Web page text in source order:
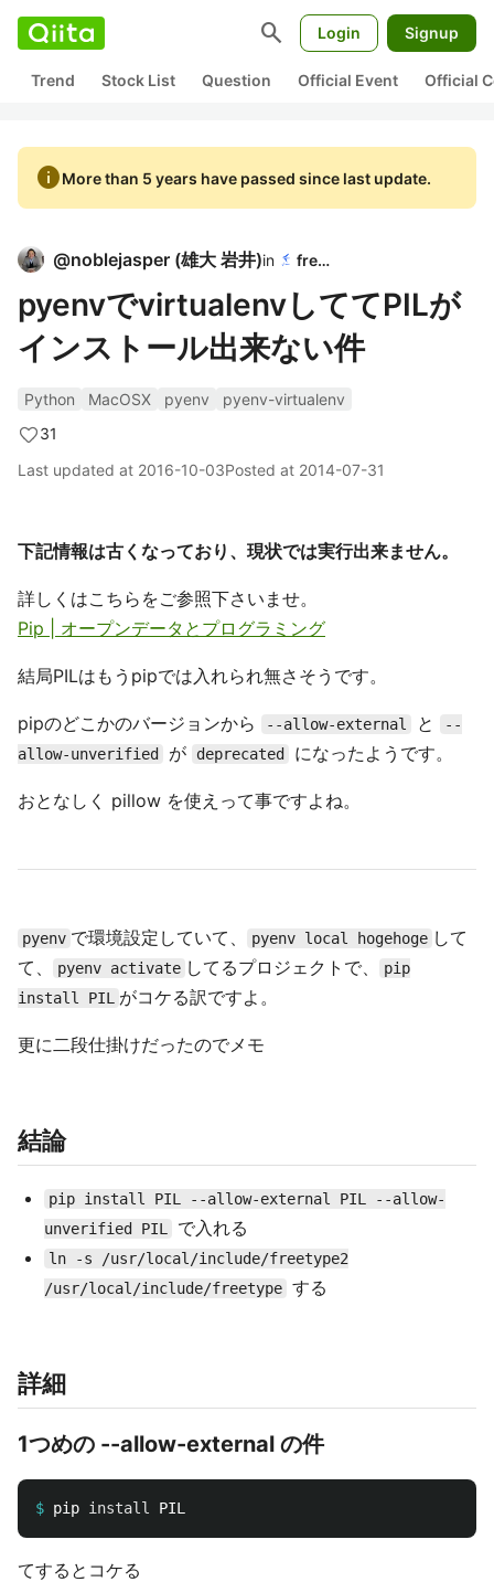
search Login Signup
Trend Stock List Question Official Event Official
infoMore than 5 years have passed since last update.
@noblejasper (雄大 岩井)in freee
pyenvでvirtualenvしててPILが
インストール出来ない件
Python MacOSX pyenv
pyenv-virtualenv
31
Last updated at 2016-10-03Posted at 2014-07-31
下記情報は古くなっており、現状では実行出来ません。
詳しくはこちらをご参照下さいませ。
Pip | オープンデータとプログラミング
結局PILはもうpipでは入れられ無さそうです。
pipのどこかのバージョンから --allow-external と
--
allow-unverified
が deprecated になったようです。
おとなしく pillow を使えって事ですよね。
pyenv で環境設定していて、 pyenv local hogehoge して
て、
pyenv activate してるプロジェクトで、
pip
install PIL
がコケる訳ですよ。
更に二段仕掛けだったのでメモ
結論
pip install PIL --allow-external PIL --allow-
unverified PIL
で入れる
ln -s /usr/local/include/freetype2
/usr/local/include/freetype する
詳細
1つめの --allow-external の件
$ pip install
てするとコケる